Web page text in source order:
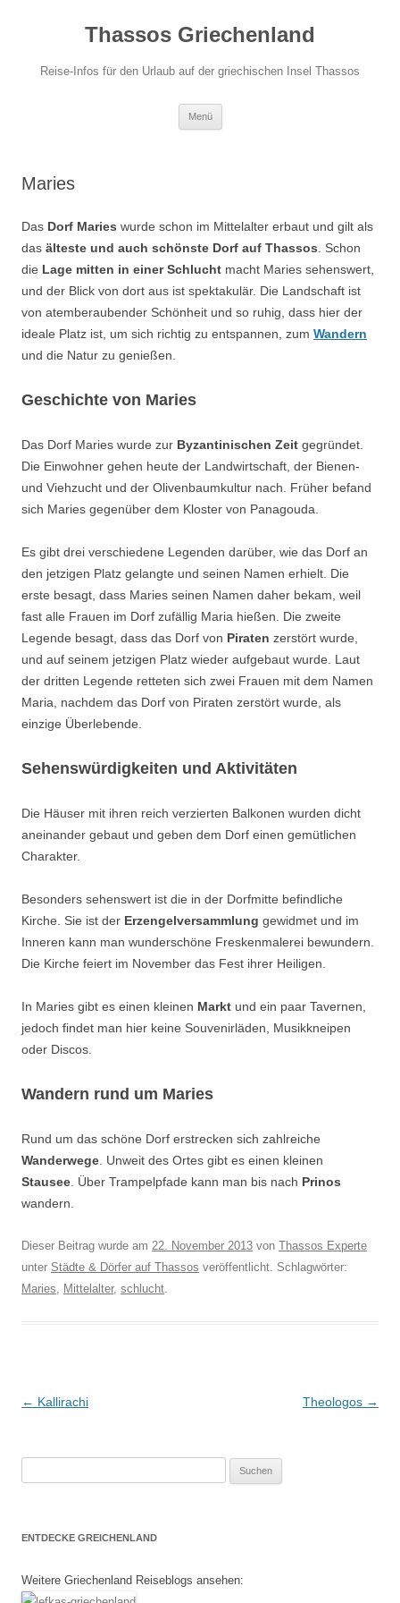
Thassos Griechenland
Reise-Infos für den Urlaub auf der griechischen Insel Thassos
Menü
Maries
Das Dorf Maries wurde schon im Mittelalter erbaut und gilt als
das älteste und auch schönste Dorf auf Thassos . Schon
die Lage mitten in einer Schlucht macht Maries sehenswert,
und der Blick von dort aus ist spektakulär. Die Landschaft ist
von atemberaubender Schönheit und so ruhig, dass hier der
ideale Platz ist, um sich richtig zu entspannen, zum Wandern
und die Natur zu genießen.
Geschichte von Maries
Das Dorf Maries wurde zur Byzantinischen Zeit gegründet.
Die Einwohner gehen heute der Landwirtschaft, der Bienen-
und Viehzucht und der Olivenbaumkultur nach. Früher befand
sich Maries gegenüber dem Kloster von Panagouda.
Es gibt drei verschiedene Legenden darüber, wie das Dorf an
den jetzigen Platz gelangte und seinen Namen erhielt. Die
erste besagt, dass Maries seinen Namen daher bekam, weil
fast alle Frauen im Dorf zufällig Maria hießen. Die zweite
Legende besagt, dass das Dorf von Piraten zerstört wurde,
und auf seinem jetzigen Platz wieder aufgebaut wurde. Laut
der dritten Legende retteten sich zwei Frauen mit dem Namen
Maria, nachdem das Dorf von Piraten zerstört wurde, als
einzige Überlebende.
Sehenswürdigkeiten und Aktivitäten
Die Häuser mit ihren reich verzierten Balkonen wurden dicht
aneinander gebaut und geben dem Dorf einen gemütlichen
Charakter.
Besonders sehenswert ist die in der Dorfmitte befindliche
Kirche. Sie ist der Erzengelversammlung gewidmet und im
Inneren kann man wunderschöne Freskenmalerei bewundern.
Die Kirche feiert im November das Fest ihrer Heiligen.
In Maries gibt es einen kleinen Markt und ein paar Tavernen,
jedoch findet man hier keine Souvenirläden, Musikkneipen
oder Discos.
Wandern rund um Maries
Rund um das schöne Dorf erstrecken sich zahlreiche
Wanderwege . Unweit des Ortes gibt es einen kleinen
Stausee . Über Trampelpfade kann man bis nach Prinos
wandern.
Dieser Beitrag wurde am 22. November 2013 von Thassos Experte
unter Städte & Dörfer auf Thassos veröffentlicht. Schlagwörter:
Maries, Mittelalter, schlucht.
Beitragsnavigation
← Kallirachi Theologos →
ENTDECKE GREICHENLAND
Weitere Griechenland Reiseblogs ansehen: